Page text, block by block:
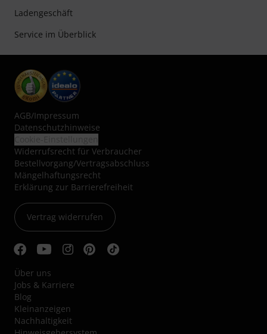
Ladengeschäft
Service im Überblick
AGB/Impressum
Datenschutzhinweise
Widerrufsrecht für Verbraucher
Bestellvorgang/Vertragsabschluss
Mängelhaftungsrecht
Erklärung zur Barrierefreiheit
Vertrag widerrufen
Über uns
Jobs & Karriere
Blog
Kleinanzeigen
Nachhaltigkeit